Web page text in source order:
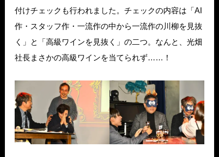
付けチェックも行われました。チェックの内容は「AI
作・スタッフ作・一流作の中から一流作の川柳を見抜
く」と「高級ワインを見抜く」の二つ。なんと、光畑
社長まさかの高級ワインを当てられず……！